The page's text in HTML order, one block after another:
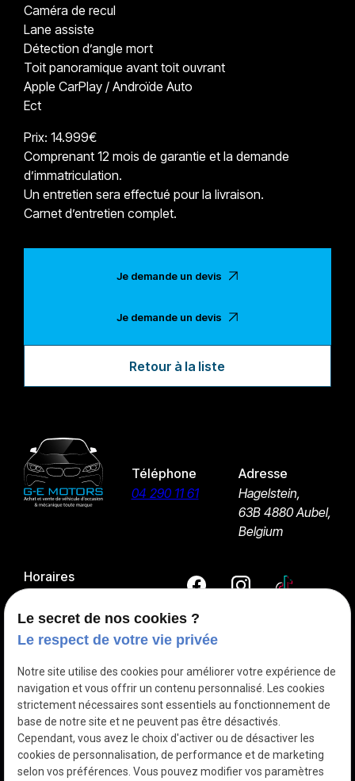
Caméra de recul
Lane assiste
Détection d’angle mort
Toit panoramique avant toit ouvrant
Apple CarPlay / Androïde Auto
Ect
Prix: 14.999€
Comprenant 12 mois de garantie et la demande
d’immatriculation.
Un entretien sera effectué pour la livraison.
Carnet d’entretien complet.
Je demande un devis
Je demande un devis
Retour à la liste
Téléphone
04 290 11 61
Adresse
Hagelstein,
63B4880 Aubel,
Belgium
Horaires
Lundi - Samedi
Entretien et réparation mécanique
Pneu
Achat et vente de véhicules
Les véhicules à vendre
Le secret de nos cookies ?
Le respect de votre vie privée
Notre site utilise des cookies pour améliorer votre expérience de
navigation et vous offrir un contenu personnalisé. Les cookies
strictement nécessaires sont essentiels au fonctionnement de
base de notre site et ne peuvent pas être désactivés.
Cependant, vous avez le choix d'activer ou de désactiver les
cookies de personnalisation, de performance et de marketing
selon vos préférences. Vous pouvez modifier vos paramètres